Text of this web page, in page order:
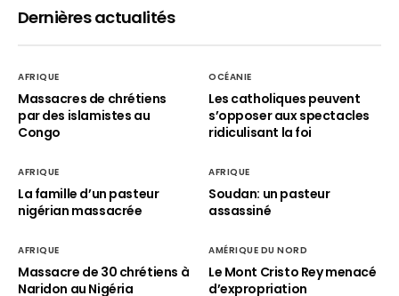
Dernières actualités
AFRIQUE
Massacres de chrétiens
par des islamistes au
Congo
OCÉANIE
Les catholiques peuvent
s’opposer aux spectacles
ridiculisant la foi
AFRIQUE
La famille d’un pasteur
nigérian massacrée
AFRIQUE
Soudan: un pasteur
assassiné
AFRIQUE
Massacre de 30 chrétiens à
Naridon au Nigéria
AMÉRIQUE DU NORD
Le Mont Cristo Rey menacé
d’expropriation